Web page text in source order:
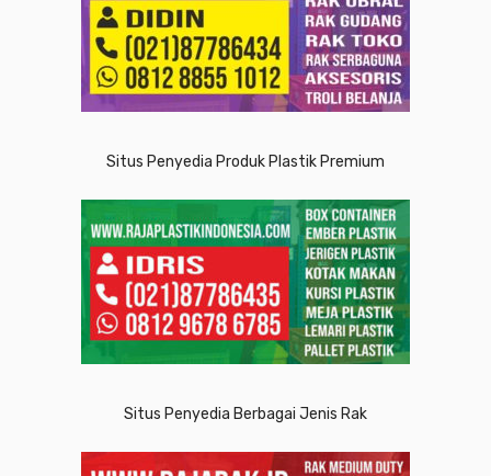
Situs Penyedia Produk Plastik Premium
Situs Penyedia Berbagai Jenis Rak